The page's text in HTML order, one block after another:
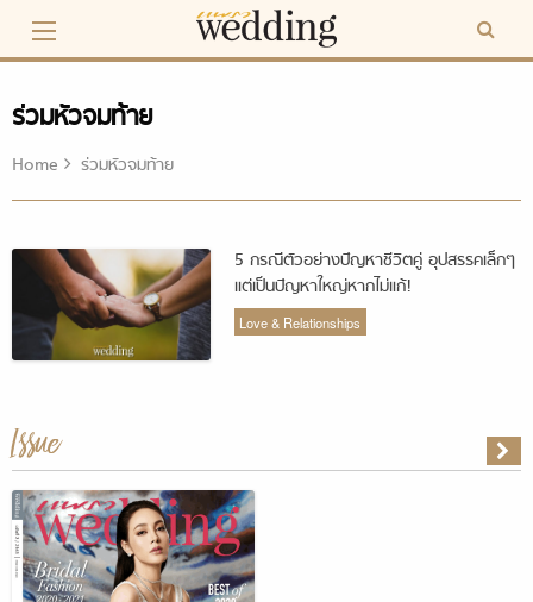
content
ร่วมหัวจมท้าย
Home ร่วมหัวจมท้าย
5 กรณีตัวอย่างปัญหาชีวิตคู่ อุปสรรคเล็กๆ
แต่เป็นปัญหาใหญ่หากไม่แก้!
Love & Relationships
Issue